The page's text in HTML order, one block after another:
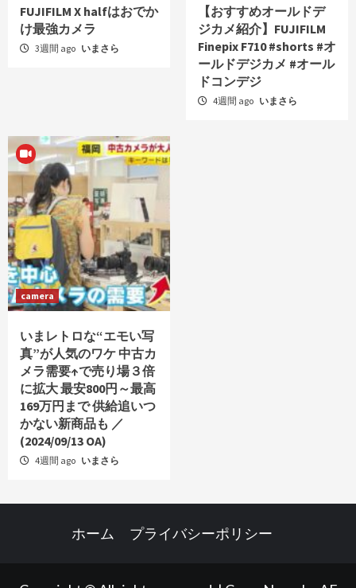
FUJIFILM X halfはおでか
け最強カメラ
3週間 ago いまさら
【おすすめオールドデ
ジカメ紹介】FUJIFILM
Finepix F710 #shorts #オ
ールドデジカメ #オール
ドコンデジ
4週間 ago いまさら
camera
いまレトロな“エモい写
真”が人気のワケ 中古カ
メラ需要↑で売り場３倍
に拡大 最安800円～最高
169万円まで 供給追いつ
かない新商品も ／
(2024/09/13 OA)
4週間 ago いまさら
ホーム プライバシーポリシー